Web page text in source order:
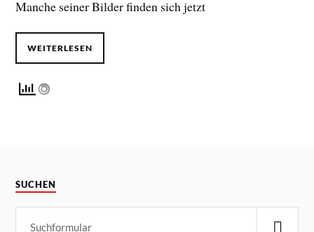
Manche seiner Bilder finden sich jetzt
WEITERLESEN
SUCHEN